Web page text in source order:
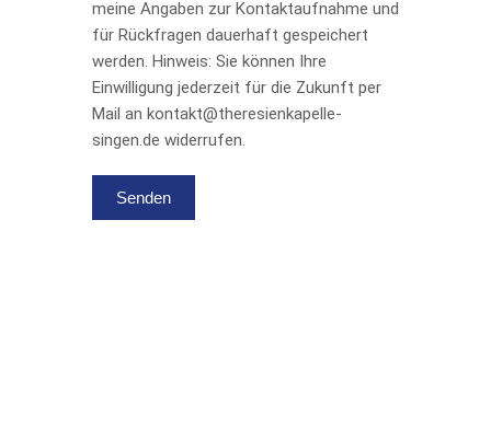
meine Angaben zur Kontaktaufnahme und
für Rückfragen dauerhaft gespeichert
werden. Hinweis: Sie können Ihre
Einwilligung jederzeit für die Zukunft per
Mail an kontakt@theresienkapelle-
singen.de widerrufen.